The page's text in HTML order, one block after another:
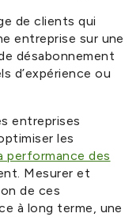
de clients qui
entreprise sur une
désabonnement
d’expérience ou
entreprises
les
performance des
Mesurer et
de ces
à long terme, une